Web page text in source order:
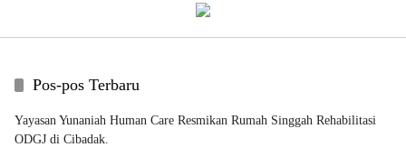
Pos-pos Terbaru
Yayasan Yunaniah Human Care Resmikan Rumah Singgah Rehabilitasi
ODGJ di Cibadak.